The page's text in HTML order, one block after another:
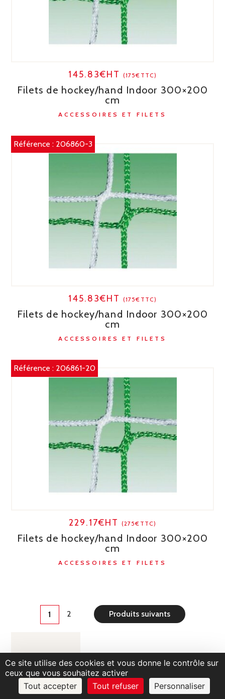
145.83€HT (175€TTC)
Filets de hockey/hand Indoor 300×200
cm
ACCESSOIRES ET FILETS
Référence : 206860-3
145.83€HT (175€TTC)
Filets de hockey/hand Indoor 300×200
cm
ACCESSOIRES ET FILETS
Référence : 206861-20
229.17€HT (275€TTC)
Filets de hockey/hand Indoor 300×200
cm
ACCESSOIRES ET FILETS
1 2 Produits suivants
Filtrer
Ce site utilise des cookies et vous donne le contrôle sur
ceux que vous souhaitez activer
Tout accepter
Tout refuser Personnaliser